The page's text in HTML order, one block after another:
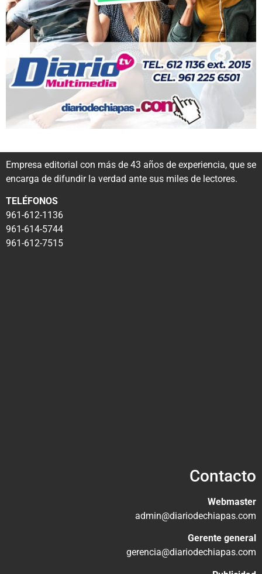
Empresa editorial con más de 43 años de experiencia, que se
encarga de difundir la verdad ante sus miles de lectores.
TELÉFONOS
961-612-1136
961-614-5744
961-612-7515
Contacto
Webmaster
admin@diariodechiapas.com
Gerente general
gerencia@diariodechiapas.com